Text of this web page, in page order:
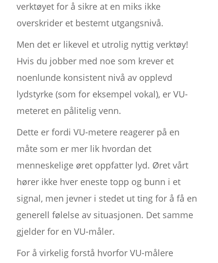
verktøyet for å sikre at en miks ikke
overskrider et bestemt utgangsnivå.
Men det er likevel et utrolig nyttig verktøy!
Hvis du jobber med noe som krever et
noenlunde konsistent nivå av opplevd
lydstyrke (som for eksempel vokal), er VU-
meteret en pålitelig venn.
Dette er fordi VU-metere reagerer på en
måte som er mer lik hvordan det
menneskelige øret oppfatter lyd. Øret vårt
hører ikke hver eneste topp og bunn i et
signal, men jevner i stedet ut ting for å få en
generell følelse av situasjonen. Det samme
gjelder for en VU-måler.
For å virkelig forstå hvorfor VU-målere